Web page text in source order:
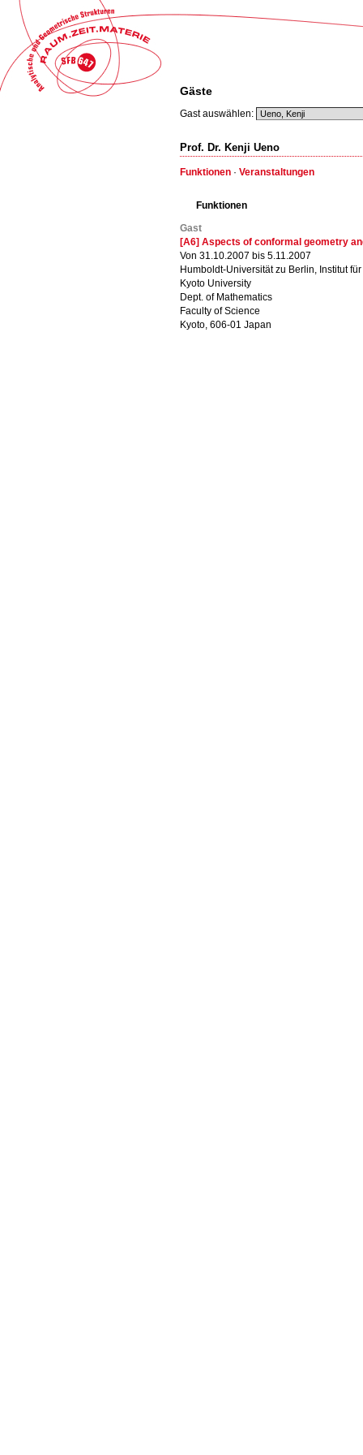
Gäste
Gast auswählen:
Prof. Dr. Kenji Ueno
Funktionen · Veranstaltungen
Funktionen
Gast
[A6] Aspects of conformal geometry
Von 31.10.2007 bis 5.11.2007
Humboldt-Universität zu Berlin, Institut
Kyoto University
Dept. of Mathematics
Faculty of Science
Kyoto, 606-01 Japan